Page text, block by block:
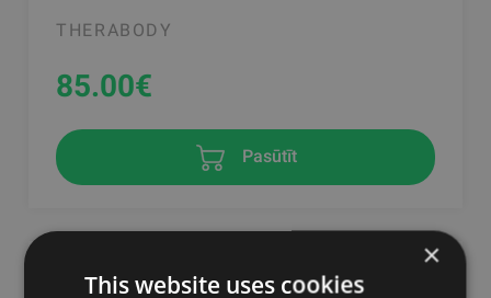
THERABODY
85.00€
Pasūtīt
×
This website uses cookies